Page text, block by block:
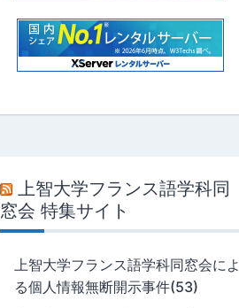
上智大学フランス語学科同
窓会 特集サイト
上智大学フランス語学科同窓会によ
る個人情報無断開示事件(53)